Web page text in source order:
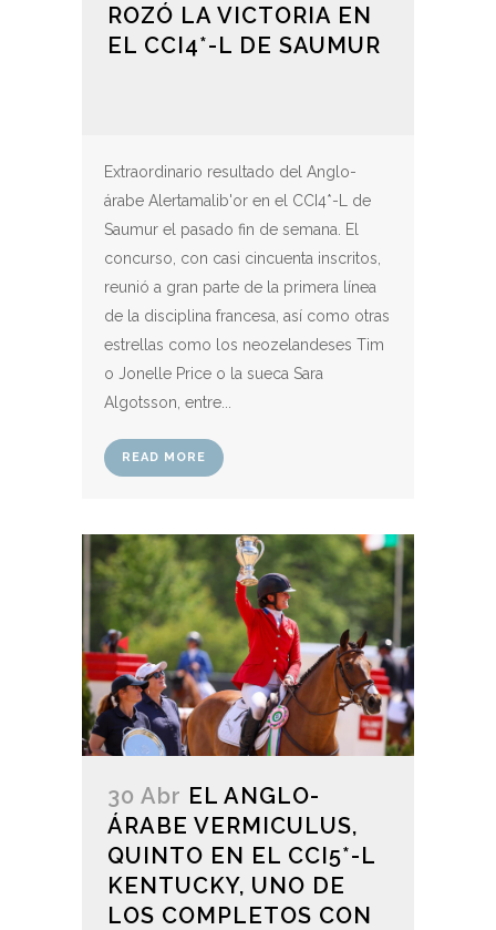
ROZÓ LA VICTORIA EN
EL CCI4*-L DE SAUMUR
Extraordinario resultado del Anglo-
árabe Alertamalib'or en el CCI4*-L de
Saumur el pasado fin de semana. El
concurso, con casi cincuenta inscritos,
reunió a gran parte de la primera línea
de la disciplina francesa, así como otras
estrellas como los neozelandeses Tim
o Jonelle Price o la sueca Sara
Algotsson, entre...
READ MORE
30 Abr EL ANGLO-
ÁRABE VERMICULUS,
QUINTO EN EL CCI5*-L
KENTUCKY, UNO DE
LOS COMPLETOS CON